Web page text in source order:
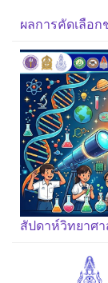
ผลการคัดเลือ
สัปดาห์วิทยาศ